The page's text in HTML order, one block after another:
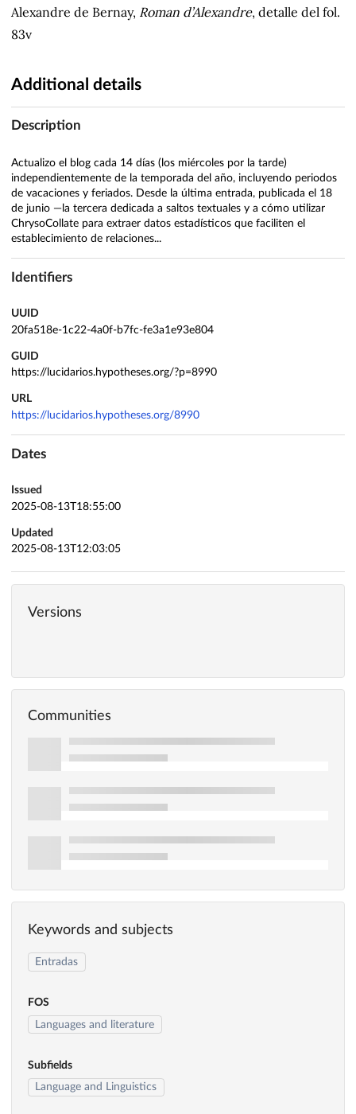
Alexandre de Bernay, Roman d’Alexandre, detalle del fol.
83v
Additional details
Description
Actualizo el blog cada 14 días (los miércoles por la tarde)
independientemente de la temporada del año, incluyendo periodos
de vacaciones y feriados. Desde la última entrada, publicada el 18
de junio —la tercera dedicada a saltos textuales y a cómo utilizar
ChrysoCollate para extraer datos estadísticos que faciliten el
establecimiento de relaciones...
Identifiers
UUID
20fa518e-1c22-4a0f-b7fc-fe3a1e93e804
GUID
https://lucidarios.hypotheses.org/?p=8990
URL
https://lucidarios.hypotheses.org/8990
Dates
Issued
2025-08-13T18:55:00
Updated
2025-08-13T12:03:05
Versions
Communities
Keywords and subjects
Entradas
FOS
Languages and literature
Subfields
Language and Linguistics